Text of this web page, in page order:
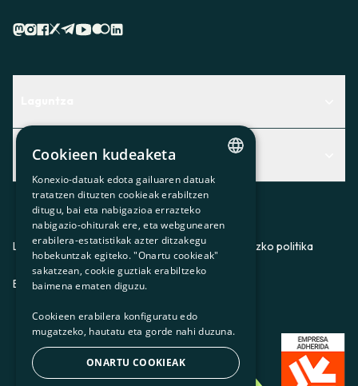
Centro de Ayuda
Aurkitu zerbitzurik egokiena zuretzat
Contacto
Albisteak
Albisteak
Bazkideen txokoa
Prentsa
Gurekin lan egin
Lege-oharraPribatutasun-politikaCookieei buruzko politika
ES CAGLEU
CATALAN
SPANISH
GL
BASQUE
Cookieen kudeaketa
Konexio-datuak edota gailuaren datuak
tratatzen dituzten cookieak erabiltzen
ditugu, bai eta nabigazioa errazteko
nabigazio-ohiturak ere, eta webgunearen
erabilera-estatistikak azter ditzakegu
hobekuntzak egiteko. "Onartu cookieak"
sakatzean, cookie guztiak erabiltzeko
baimena ematen diguzu.
Cookieen erabilera konfiguratu edo
mugatzeko, hautatu eta gorde nahi duzuna.
ONARTU COOKIEAK